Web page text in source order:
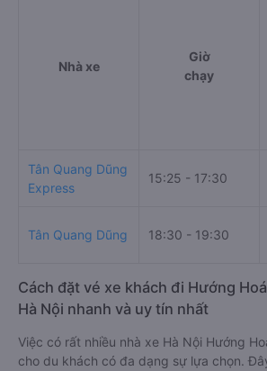
Nhà xe
Giờ
chạy
Tân Quang Dũng
Express
15:25 - 17:30
Tân Quang Dũng 18:30 - 19:30
Cách đặt vé xe khách đi Hướng
Hà Nội nhanh và uy tín nhất
Việc có rất nhiều nhà xe Hà Nội Hướng
cho du khách có đa dạng sự lựa chọn.